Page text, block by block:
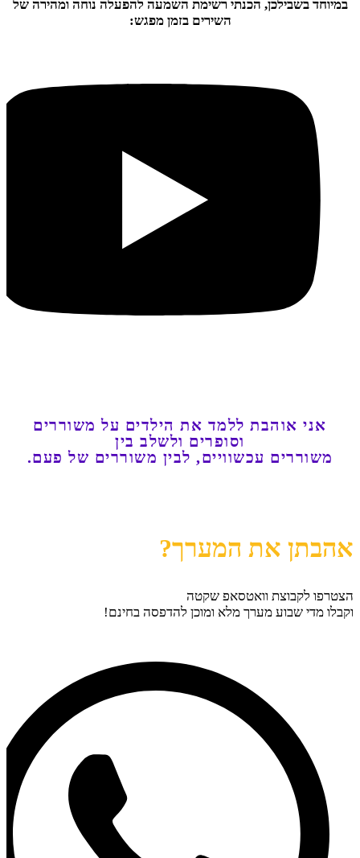
במיוחד בשבילכן, הכנתי רשימת השמעה להפעלה נוחה ומהירה של
השירים בזמן מפגש:
אני אוהבת ללמד את הילדים על משוררים
וסופרים ולשלב בין
משוררים עכשוויים, לבין משוררים של פעם.
אהבתן את המערך?
הצטרפו לקבוצת וואטסאפ שקטה
וקבלו מדי שבוע מערך מלא ומוכן להדפסה בחינם!